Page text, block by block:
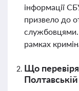
інформації
призвело до
рамках
Що